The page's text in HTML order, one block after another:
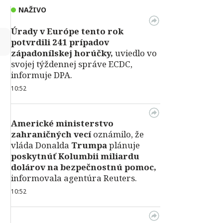
NAŽIVO
Úrady v Európe tento rok
potvrdili 241 prípadov
západonílskej horúčky, uviedlo vo
svojej týždennej správe ECDC,
informuje DPA.
10:52
Americké ministerstvo
zahraničných vecí oznámilo, že
vláda Donalda Trumpaplánuje
poskytnúť Kolumbii miliardu
dolárov na bezpečnostnú pomoc,
informovala agentúra Reuters.
10:52